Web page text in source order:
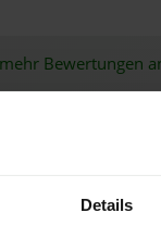
Details
mehr Bewertungen
von